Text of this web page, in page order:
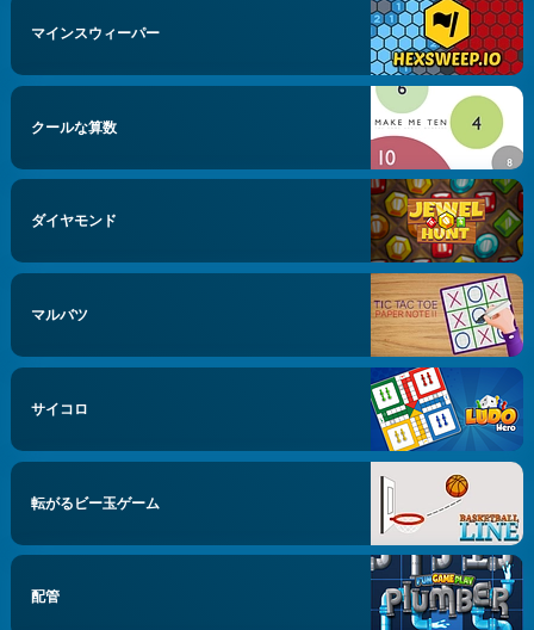
マインスウィーパー
クールな算数
ダイヤモンド
マルバツ
サイコロ
転がるビー玉ゲーム
配管